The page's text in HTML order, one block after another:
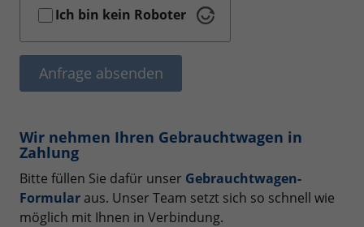
Ich bin kein Roboter
Anfrage absenden
Wir nehmen Ihren Gebrauchtwagen in
Zahlung
Bitte füllen Sie dafür unser Gebrauchtwagen-
Formular aus. Unser Team setzt sich so schnell wie
möglich mit Ihnen in Verbindung.